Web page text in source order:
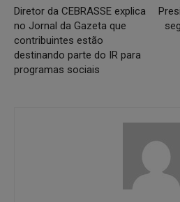
Diretor da CEBRASSE explica
no Jornal da Gazeta que
contribuintes estão
destinando parte do IR para
programas sociais